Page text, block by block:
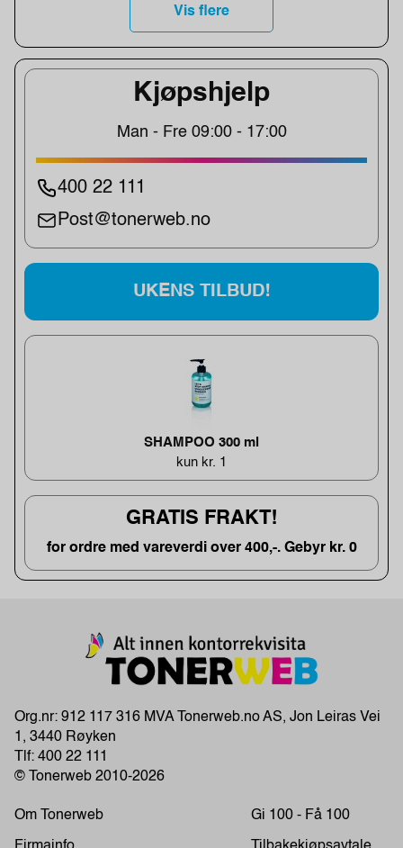
Kjøpshjelp
Man - Fre 09:00 - 17:00
400 22 111
Post@tonerweb.no
UKENS TILBUD!
SHAMPOO 300 ml
kun kr. 1
GRATIS FRAKT!
for ordre med vareverdi over 400,-. Gebyr kr. 0
Vis flere
Org.nr: 912 117 316 MVA Tonerweb.no AS, Jon Leiras Vei
1, 3440 Røyken
Tlf: 400 22 111
© Tonerweb 2010-2026
Om Tonerweb Gi 100 - Få 100